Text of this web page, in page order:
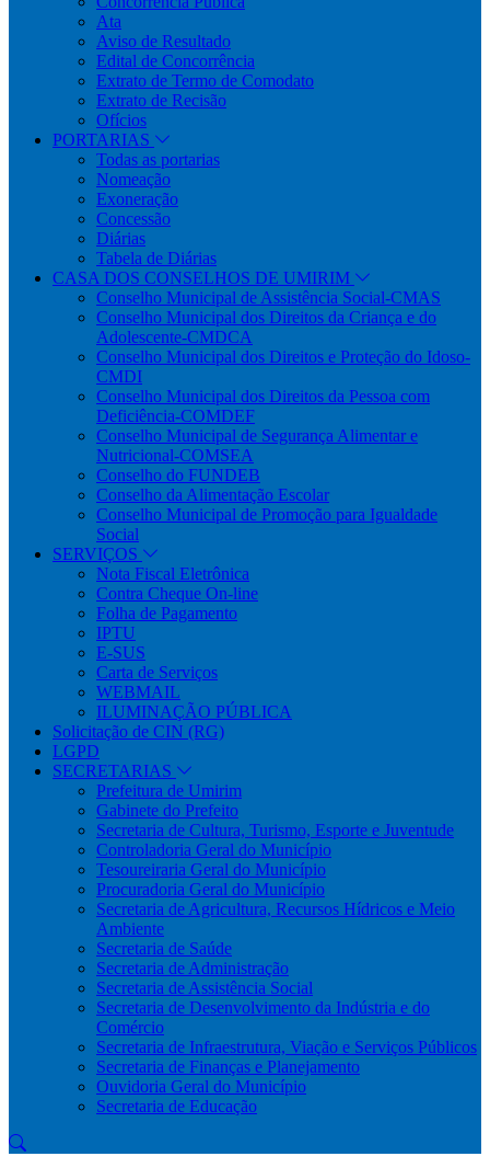
Ata
Aviso de Resultado
Edital de Concorrência
Extrato de Termo de Comodato
Extrato de Recisão
Ofícios
PORTARIAS
Todas as portarias
Nomeação
Exoneração
Concessão
Diárias
Tabela de Diárias
CASA DOS CONSELHOS DE UMIRIM
Conselho Municipal de Assistência Social-CMAS
Conselho Municipal dos Direitos da Criança e do
Adolescente-CMDCA
Conselho Municipal dos Direitos e Proteção do Idoso-
CMDI
Conselho Municipal dos Direitos da Pessoa com
Deficiência-COMDEF
Conselho Municipal de Segurança Alimentar e
Nutricional-COMSEA
Conselho do FUNDEB
Conselho da Alimentação Escolar
Conselho Municipal de Promoção para Igualdade
Social
SERVIÇOS
Nota Fiscal Eletrônica
Contra Cheque On-line
Folha de Pagamento
IPTU
E-SUS
Carta de Serviços
WEBMAIL
ILUMINAÇÃO PÚBLICA
Solicitação de CIN (RG)
LGPD
SECRETARIAS
Prefeitura de Umirim
Gabinete do Prefeito
Secretaria de Cultura, Turismo, Esporte e Juventude
Controladoria Geral do Município
Tesoureiraria Geral do Município
Procuradoria Geral do Município
Secretaria de Agricultura, Recursos Hídricos e Meio
Ambiente
Secretaria de Saúde
Secretaria de Administração
Secretaria de Assistência Social
Secretaria de Desenvolvimento da Indústria e do
Comércio
Secretaria de Infraestrutura, Viação e Serviços Públicos
Secretaria de Finanças e Planejamento
Ouvidoria Geral do Município
Secretaria de Educação